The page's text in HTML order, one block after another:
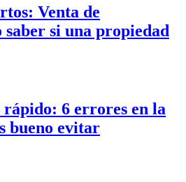
Venta de
saber si una propiedad
rápido: 6 errores en la
bueno evitar